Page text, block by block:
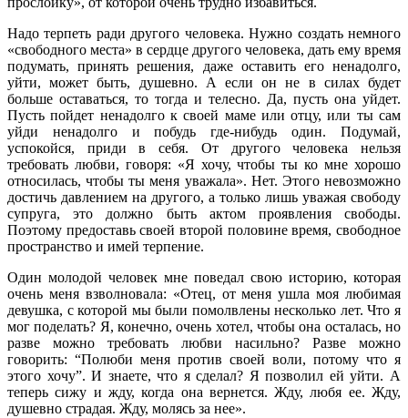
Надо терпеть ради другого человека. Нужно создать немного
«свободного места» в сердце другого человека, дать ему время
подумать, принять решения, даже оставить его ненадолго,
уйти, может быть, душевно. А если он не в силах будет
больше оставаться, то тогда и телесно. Да, пусть она уйдет.
Пусть пойдет ненадолго к своей маме или отцу, или ты сам
уйди ненадолго и побудь где-нибудь один. Подумай,
успокойся, приди в себя. От другого человека нельзя
требовать любви, говоря: «Я хочу, чтобы ты ко мне хорошо
относилась, чтобы ты меня уважала». Нет. Этого невозможно
достичь давлением на другого, а только лишь уважая свободу
супруга, это должно быть актом проявления свободы.
Поэтому предоставь своей второй половине время, свободное
пространство и имей терпение.
Один молодой человек мне поведал свою историю, которая
очень меня взволновала: «Отец, от меня ушла моя любимая
девушка, с которой мы были помолвлены несколько лет. Что я
мог поделать? Я, конечно, очень хотел, чтобы она осталась, но
разве можно требовать любви насильно? Разве можно
говорить: “Полюби меня против своей воли, потому что я
этого хочу”. И знаете, что я сделал? Я позволил ей уйти. А
теперь сижу и жду, когда она вернется. Жду, любя ее. Жду,
душевно страдая. Жду, молясь за нее».